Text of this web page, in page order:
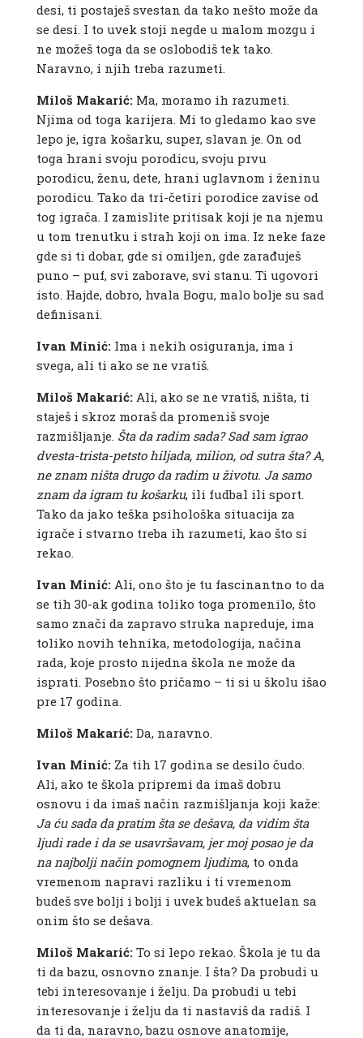
desi, ti postaješ svestan da tako nešto može da
se desi. I to uvek stoji negde u malom mozgu i
ne možeš toga da se oslobodiš tek tako.
Naravno, i njih treba razumeti.
Miloš Makarić:Ma, moramo ih razumeti.
Njima od toga karijera. Mi to gledamo kao sve
lepo je, igra košarku, super, slavan je. On od
toga hrani svoju porodicu, svoju prvu
porodicu, ženu, dete, hrani uglavnom i ženinu
porodicu. Tako da tri-četiri porodice zavise od
tog igrača. I zamislite pritisak koji je na njemu
u tom trenutku i strah koji on ima. Iz neke faze
gde si ti dobar, gde si omiljen, gde zarađuješ
puno – puf, svi zaborave, svi stanu. Ti ugovori
isto. Hajde, dobro, hvala Bogu, malo bolje su sad
definisani.
Ivan Minić:Ima i nekih osiguranja, ima i
svega, ali ti ako se ne vratiš.
Miloš Makarić:Ali, ako se ne vratiš, ništa, ti
staješ i skroz moraš da promeniš svoje
razmišljanje. Šta da radim sada? Sad sam igrao
dvesta-trista-petsto hiljada, milion, od sutra šta? A,
ne znam ništa drugo da radim u životu. Ja samo
znam da igram tu košarku, ili fudbal ili sport.
Tako da jako teška psihološka situacija za
igrače i stvarno treba ih razumeti, kao što si
rekao.
Ivan Minić:Ali, ono što je tu fascinantno to da
se tih 30-ak godina toliko toga promenilo, što
samo znači da zapravo struka napreduje, ima
toliko novih tehnika, metodologija, načina
rada, koje prosto nijedna škola ne može da
isprati. Posebno što pričamo – ti si u školu išao
pre 17 godina.
Miloš Makarić: Da, naravno.
Ivan Minić: Za tih 17 godina se desilo čudo.
Ali, ako te škola pripremi da imaš dobru
osnovu i da imaš način razmišljanja koji kaže:
Ja ću sada da pratim šta se dešava, da vidim šta
ljudi rade i da se usavršavam, jer moj posao je da
na najbolji način pomognem ljudima, to onda
vremenom napravi razliku i ti vremenom
budeš sve bolji i bolji i uvek budeš aktuelan sa
onim što se dešava.
Miloš Makarić:To si lepo rekao. Škola je tu da
ti da bazu, osnovno znanje. I šta? Da probudi u
tebi interesovanje i želju. Da probudi u tebi
interesovanje i želju da ti nastaviš da radiš. I
da ti da, naravno, bazu osnove anatomije,